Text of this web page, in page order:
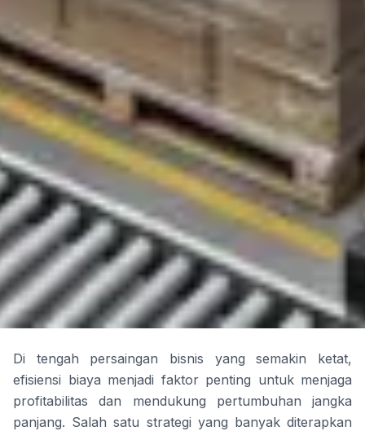
Di tengah persaingan bisnis yang semakin ketat,
efisiensi biaya menjadi faktor penting untuk menjaga
profitabilitas dan mendukung pertumbuhan jangka
panjang. Salah satu strategi yang banyak diterapkan